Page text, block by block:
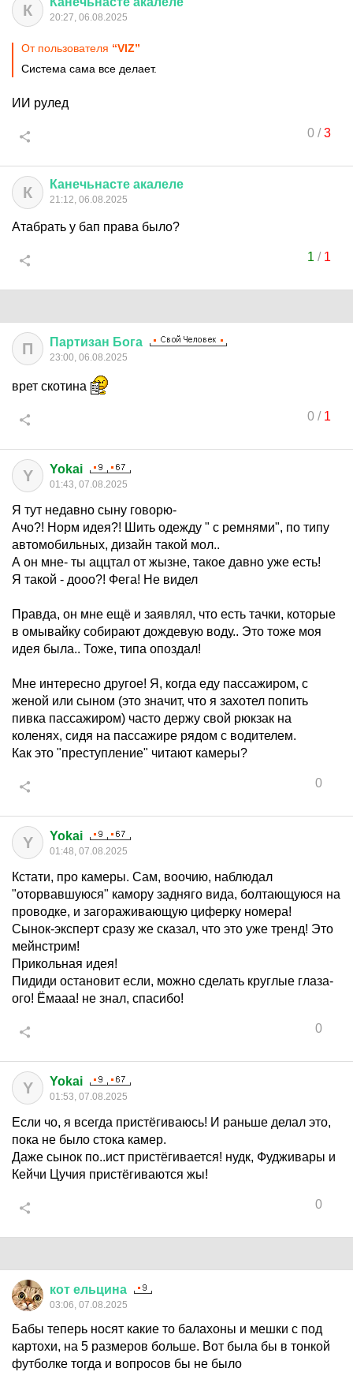
К 20:27, 06.08.2025
От пользователя “VIZ”
Система сама все делает.
ИИ рулед
0/3
К Канечьнасте акалеле
21:12, 06.08.2025
Атабрать у бап права было?
1 / 1
П Партизан Бога
23:00, 06.08.2025
врет скотина
0/ 1
Y Yokai
01:43, 07.08.2025
Я тут недавно сыну говорю-
Ачо?! Норм идея?! Шить одежду " с ремнями", по типу
автомобильных, дизайн такой мол..
А он мне- ты аццтал от жызне, такое давно уже есть!
Я такой - дооо?! Фега! Не видел
Правда, он мне ещё и заявлял, что есть тачки, которые
в омывайку собирают дождевую воду.. Это тоже моя
идея была.. Тоже, типа опоздал!
Мне интересно другое! Я, когда еду пассажиром, с
женой или сыном (это значит, что я захотел попить
пивка пассажиром) часто держу свой рюкзак на
коленях, сидя на пассажире рядом с водителем.
Как это "преступление" читают камеры?
0
Y Yokai
01:48, 07.08.2025
Кстати, про камеры. Сам, воочию, наблюдал
"оторвавшуюся" камору задняго вида, болтающуюся на
проводке, и загораживающую циферку номера!
Сынок-эксперт сразу же сказал, что это уже тренд! Это
мейнстрим!
Прикольная идея!
Пидиди остановит если, можно сделать круглые глаза-
ого! Ёмааа! не знал, спасибо!
0
Y Yokai
01:53, 07.08.2025
Если чо, я всегда пристёгиваюсь! И раньше делал это,
пока не было стока камер.
Даже сынок по..ист пристёгивается! нудк, Фудживары и
Кейчи Цучия пристёгиваются жы!
0
кот ельцина
03:06, 07.08.2025
Бабы теперь носят какие то балахоны и мешки с под
картохи, на 5 размеров больше. Вот была бы в тонкой
футболке тогда и вопросов бы не было